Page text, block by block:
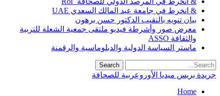
& انخرط في جامعة عبد المالك السعدي UAE
بيان تنويه بالنقيب الدكتور حسن برهون
معرض صور وأشرطة فيديو ملتقى جمعية الشعلة للتربية
والثقافة ASSO
ماستر السياسة الدولية والدبلوماسية والرقمنة
جريدة بريس ميديا الأوروعربية للصحافة
Home